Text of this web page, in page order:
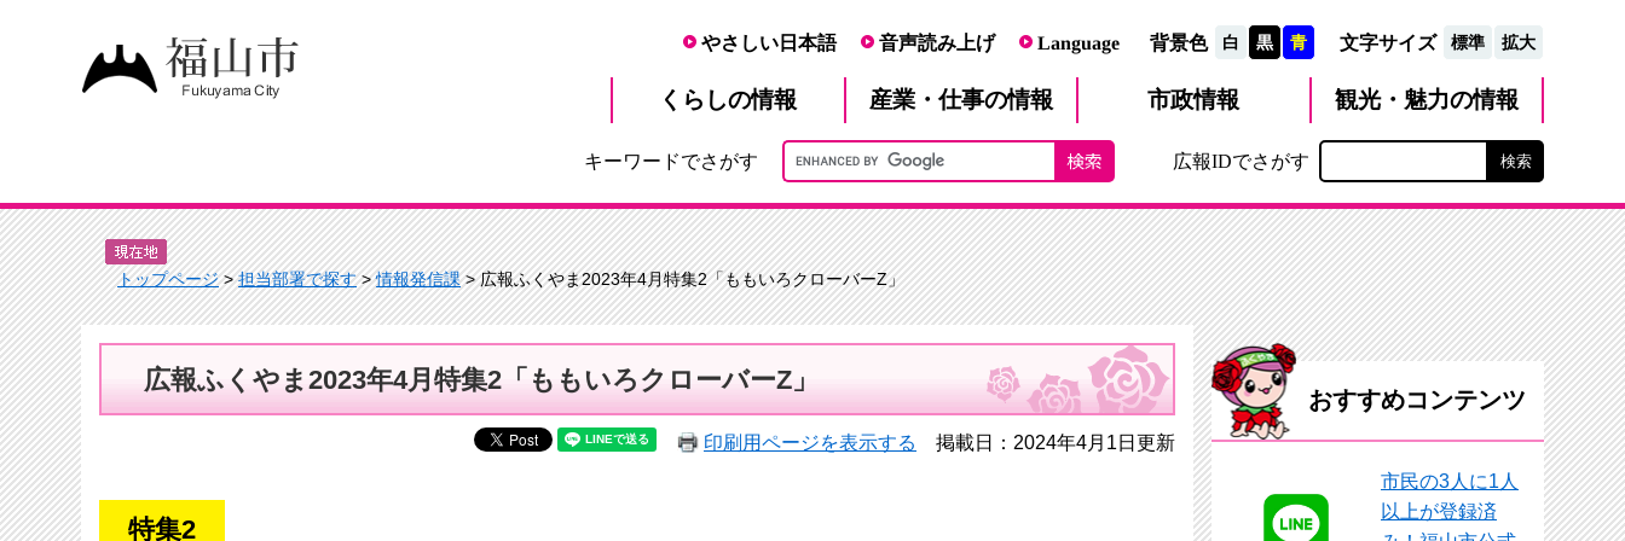
やさしい日本語 音声読み上げ Language 背景色 白 黒 青 文字サイズ 標準 拡大
くらしの情報 産業・仕事の情報 市政情報 観光・魅力の情報
キーワードでさがす 広報IDでさがす
トップページ>担当部署で探す>情報発信課> 広報ふくやま2023年4月特集2「ももいろクローバーZ」
広報ふくやま2023年4月特集2「ももいろクローバーZ」
印刷用ページを表示する 掲載日：2024年4月1日更新
特集2
おすすめコンテンツ
市民の3人に1人
以上が登録済